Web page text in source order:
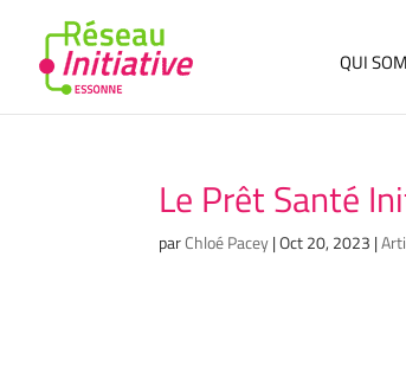
QUI
Le Prêt Santé
parChloé Pacey|Oct 20, 2023 |